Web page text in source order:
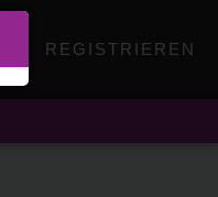
REGISTRIEREN